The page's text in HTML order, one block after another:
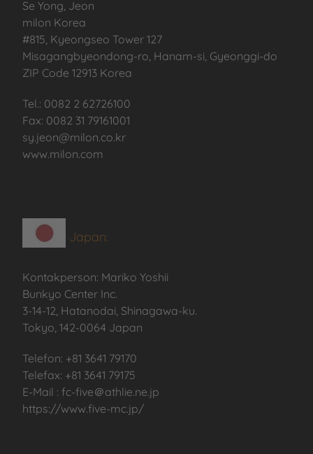
Se Yong, Jeon
milon Korea
#815, Kyeongseo Tower 127
Misagangbyeondong-ro, Hanam-si, Gyeonggi-do
ZIP Code 12913 Korea
Tel.: 0082 2 62726100
Fax: 0082 31 79161001
sy.jeon@milon.co.kr
www.milon.com
Japan:
Kontakperson: Mariko Yoshii
Bunkyo Center Inc.
3-14-12, Hatanodai, Shinagawa-ku.
Tokyo, 142-0064 Japan
Telefon: +81 3641 79170
Telefax: +81 3641 79175
E-Mail :fc-five＠athlie.ne.jp
https://www.five-mc.jp/